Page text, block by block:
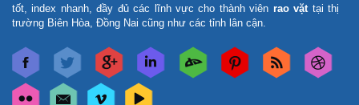
tốt, index nhanh, đầy đủ các lĩnh vực cho thành viên rao vặttại thị
trường Biên Hòa, Đồng Nai cũng như các tỉnh lân cận.